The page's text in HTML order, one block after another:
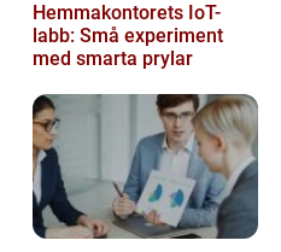
Hemmakontorets IoT-
labb: Små experiment
med smarta prylar